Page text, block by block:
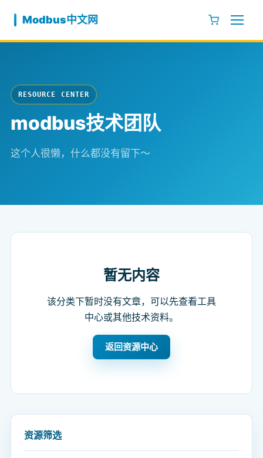
Modbus中文网
RESOURCE CENTER
modbus技术团队
这个人很懒，什么都没有留下～
暂无内容
该分类下暂时没有文章，可以先查看工具
中心或其他技术资料。
返回资源中心
资源筛选